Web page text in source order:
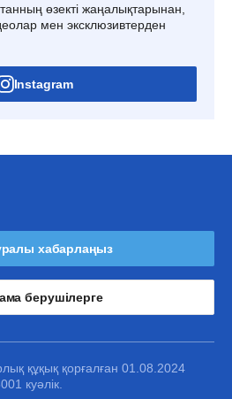
өзекті жаңалықтарынан,
мен эксклюзивтерден
Instagram
хабарлаңыз
берушілерге
құқық қорғалған 01.08.2024
куәлік.